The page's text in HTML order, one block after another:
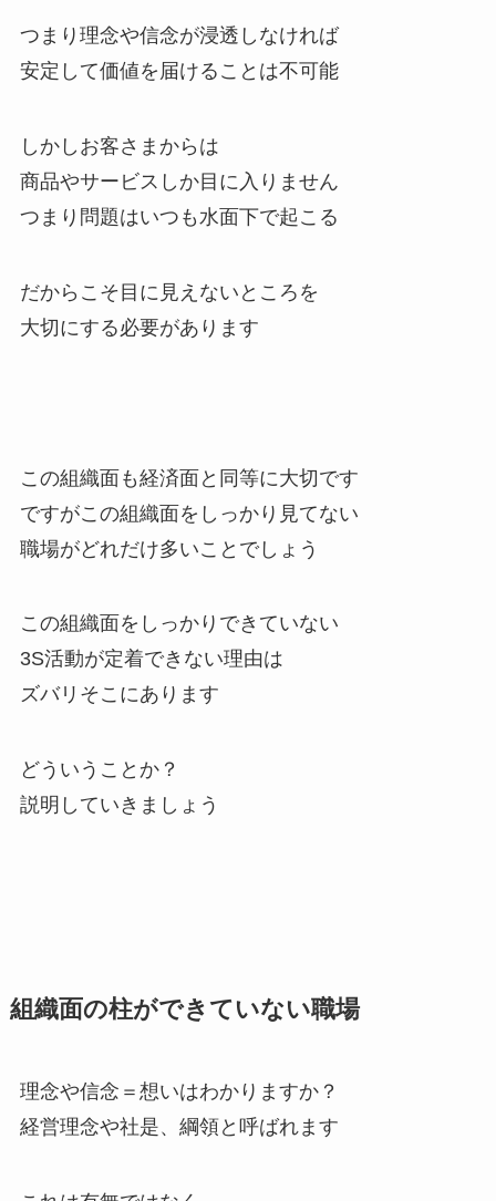
つまり理念や信念が浸透しなければ
安定して価値を届けることは不可能
しかしお客さまからは
商品やサービスしか目に入りません
つまり問題はいつも水面下で起こる
だからこそ目に見えないところを
大切にする必要があります
この組織面も経済面と同等に大切です
ですがこの組織面をしっかり見てない
職場がどれだけ多いことでしょう
この組織面をしっかりできていない
3S活動が定着できない理由は
ズバリそこにあります
どういうことか？
説明していきましょう
組織面の柱ができていない職場
理念や信念＝想いはわかりますか？
経営理念や社是、綱領と呼ばれます